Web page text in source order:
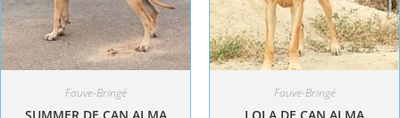
Fauve-Bringé
SUMMER DE CAN ALMA
Fauve-Bringé
LOLA DE CAN ALMA